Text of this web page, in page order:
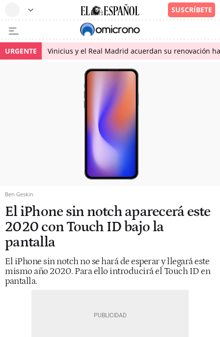
URGENTE Vinicius y el Real Madrid acuerdan su renovación
Ben Geskin
El iPhone sin notch aparecerá este
2020 con Touch ID bajo la
pantalla
El iPhone sin notch no se hará de esperar y llegará este
mismo año 2020. Para ello introducirá el Touch ID en
pantalla.